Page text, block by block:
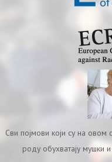
Сви појмови који су на овом
роду обухватају мушки